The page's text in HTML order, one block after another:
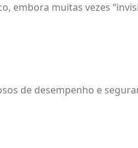
embora muitas vezes
de desempenho e